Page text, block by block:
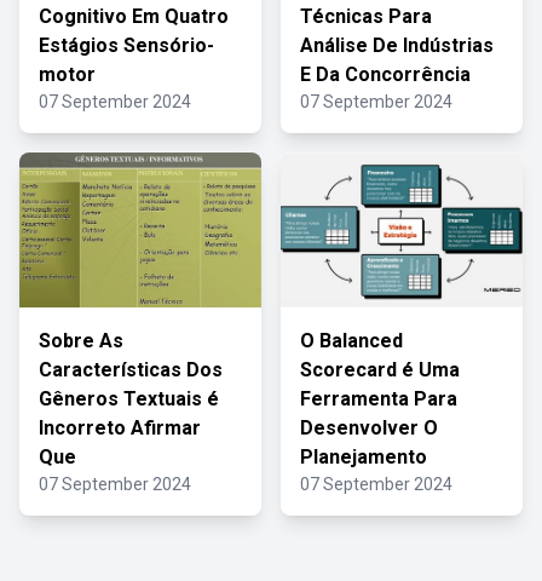
Cognitivo Em Quatro
Estágios Sensório-
motor
07 September 2024
Técnicas Para
Análise De Indústrias
E Da Concorrência
07 September 2024
Sobre As
Características Dos
Gêneros Textuais é
Incorreto Afirmar
Que
07 September 2024
O Balanced
Scorecard é Uma
Ferramenta Para
Desenvolver O
Planejamento
07 September 2024